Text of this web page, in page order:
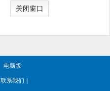
关闭窗口
电脑版
联系我们 ｜